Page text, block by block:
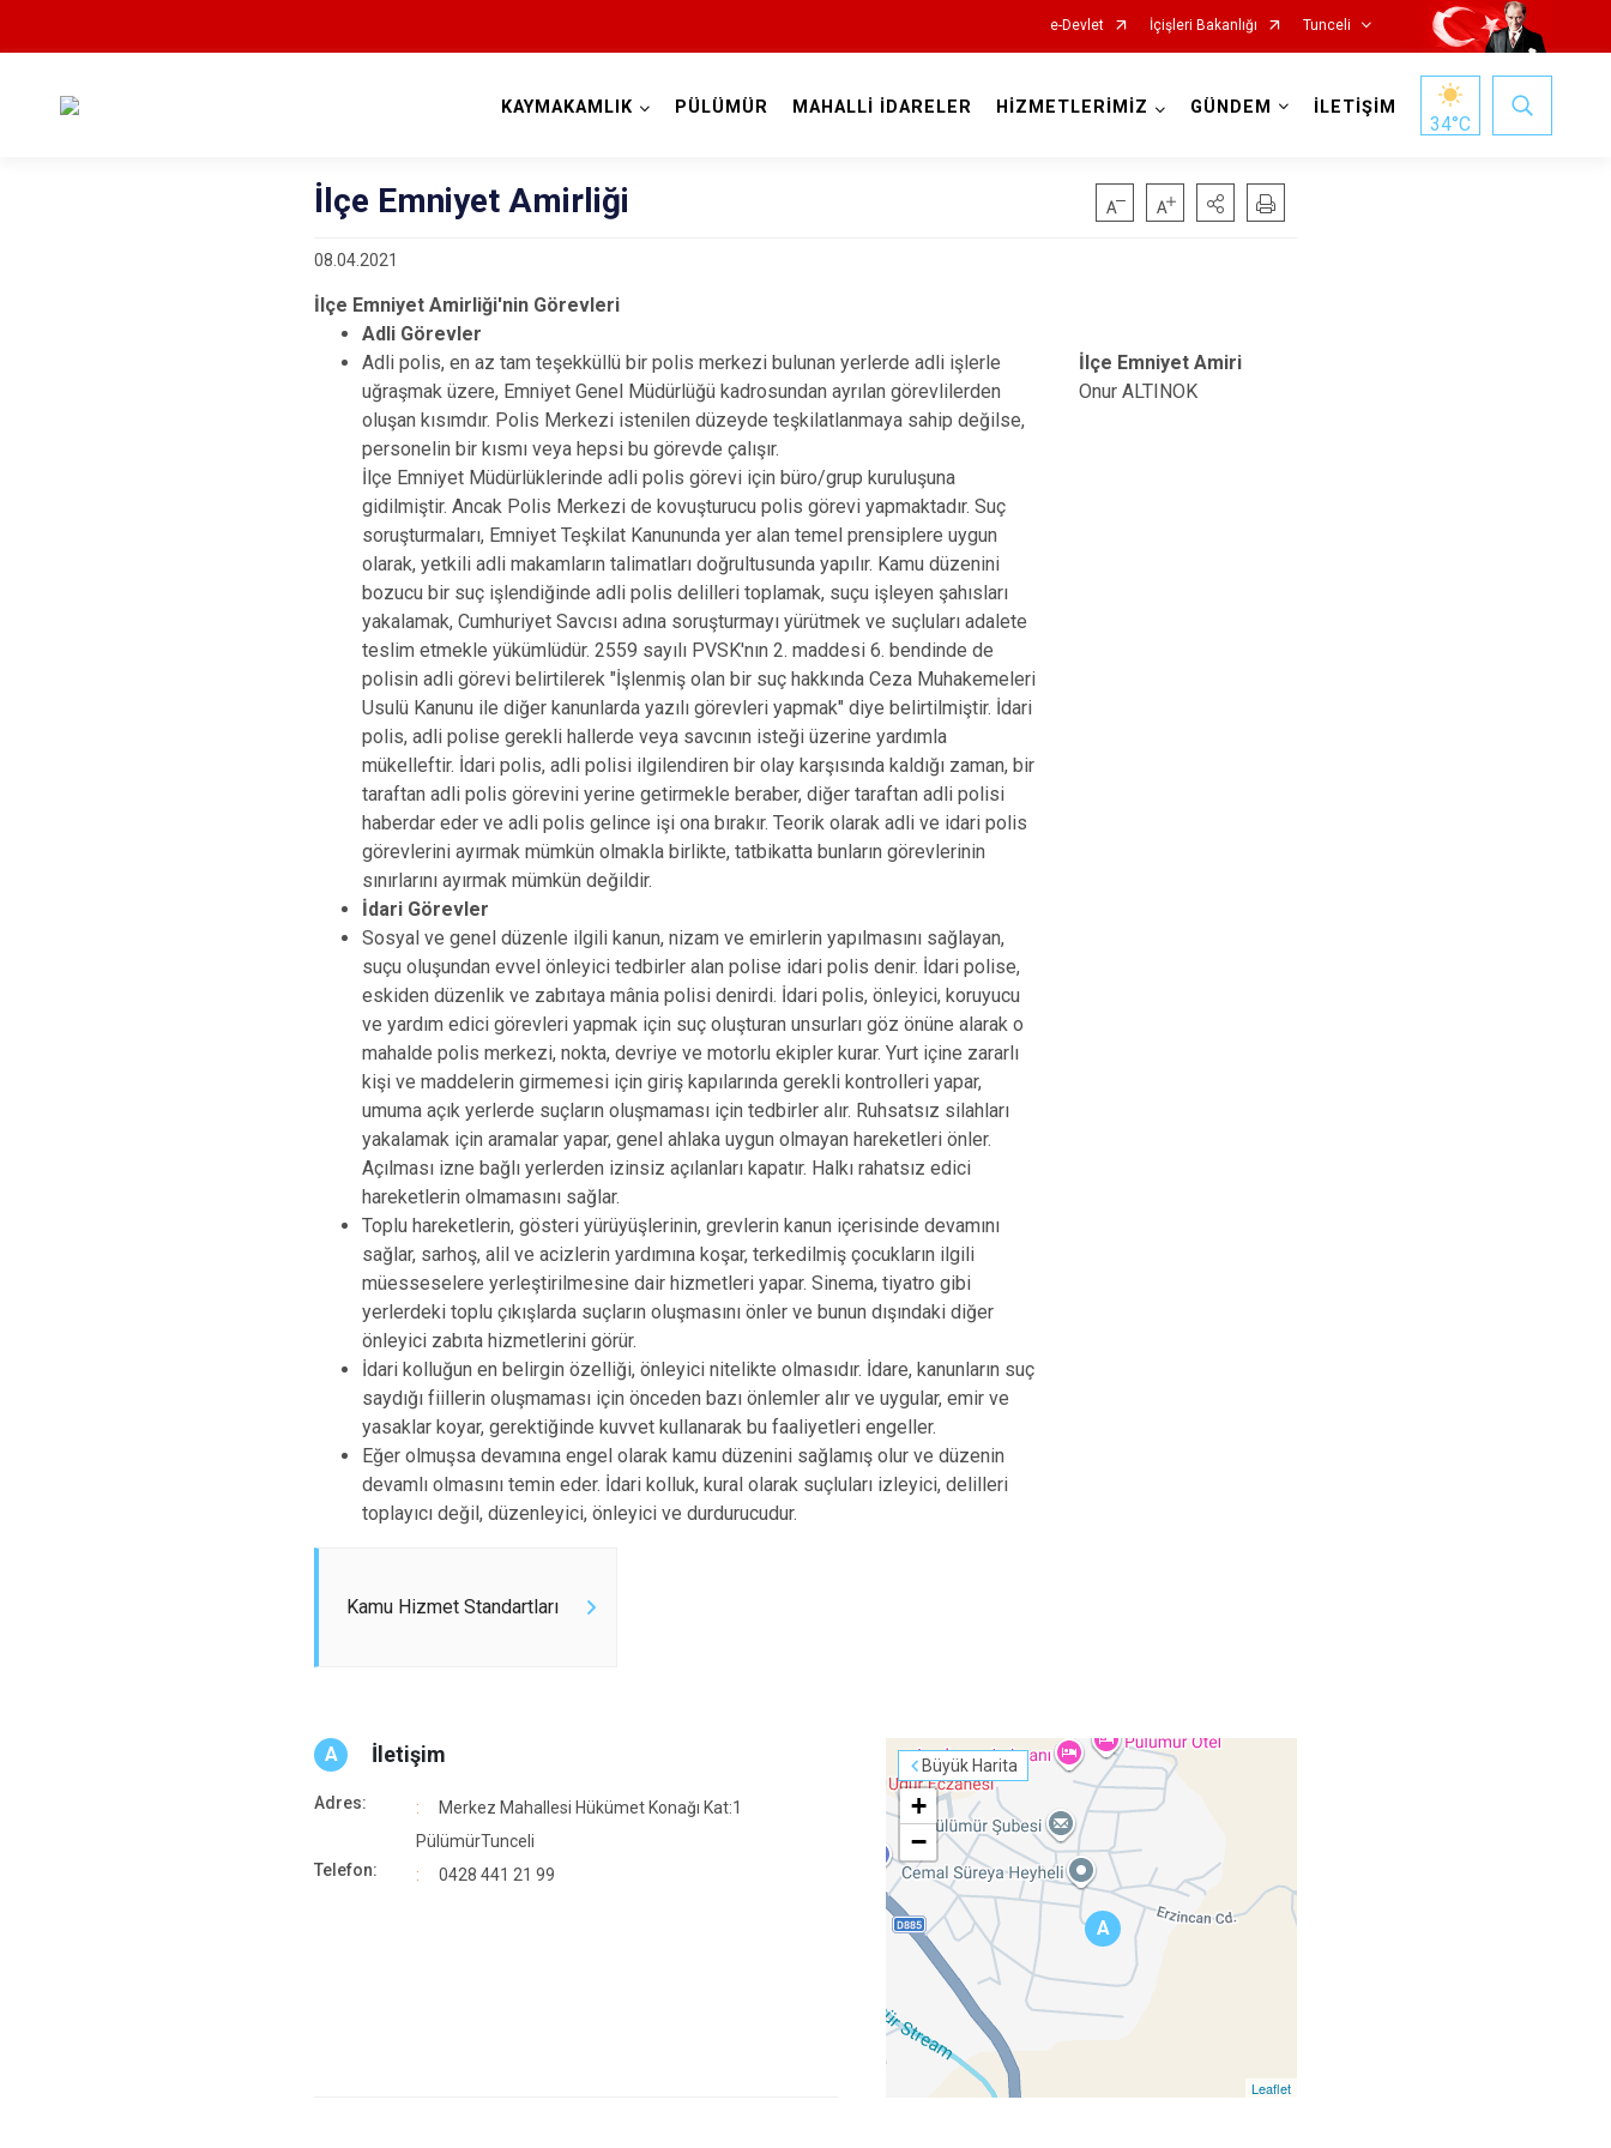
e-Devlet İçişleri Bakanlığı Tunceli
Çemişgezek
Hozat
Nazımiye
Ovacık
Pertek
Pülümür
KAYMAKAMLIK PÜLÜMÜR MAHALLİ İDARELER HİZMETLERİMİZ GÜNDEM İLETİŞİM
34°C
İlçe Emniyet Amirliği
08.04.2021
İlçe Emniyet Amirliği'nin Görevleri
Adli Görevler
Adli polis, en az tam teşekküllü bir polis merkezi bulunan yerlerde adli işlerle
uğraşmak üzere, Emniyet Genel Müdürlüğü kadrosundan ayrılan görevlilerden
oluşan kısımdır. Polis Merkezi istenilen düzeyde teşkilatlanmaya sahip değilse,
personelin bir kısmı veya hepsi bu görevde çalışır.
İlçe Emniyet Müdürlüklerinde adli polis görevi için büro/grup kuruluşuna
gidilmiştir. Ancak Polis Merkezi de kovuşturucu polis görevi yapmaktadır. Suç
soruşturmaları, Emniyet Teşkilat Kanununda yer alan temel prensiplere uygun
olarak, yetkili adli makamların talimatları doğrultusunda yapılır. Kamu düzenini
bozucu bir suç işlendiğinde adli polis delilleri toplamak, suçu işleyen şahısları
yakalamak, Cumhuriyet Savcısı adına soruşturmayı yürütmek ve suçluları adalete
teslim etmekle yükümlüdür. 2559 sayılı PVSK'nın 2. maddesi 6. bendinde de
polisin adli görevi belirtilerek "İşlenmiş olan bir suç hakkında Ceza Muhakemeleri
Usulü Kanunu ile diğer kanunlarda yazılı görevleri yapmak" diye belirtilmiştir. İdari
polis, adli polise gerekli hallerde veya savcının isteği üzerine yardımla
mükelleftir. İdari polis, adli polisi ilgilendiren bir olay karşısında kaldığı zaman, bir
taraftan adli polis görevini yerine getirmekle beraber, diğer taraftan adli polisi
haberdar eder ve adli polis gelince işi ona bırakır. Teorik olarak adli ve idari polis
görevlerini ayırmak mümkün olmakla birlikte, tatbikatta bunların görevlerinin
sınırlarını ayırmak mümkün değildir.
İdari Görevler
Sosyal ve genel düzenle ilgili kanun, nizam ve emirlerin yapılmasını sağlayan,
suçu oluşundan evvel önleyici tedbirler alan polise idari polis denir. İdari polise,
eskiden düzenlik ve zabıtaya mânia polisi denirdi. İdari polis, önleyici, koruyucu
ve yardım edici görevleri yapmak için suç oluşturan unsurları göz önüne alarak o
mahalde polis merkezi, nokta, devriye ve motorlu ekipler kurar. Yurt içine zararlı
kişi ve maddelerin girmemesi için giriş kapılarında gerekli kontrolleri yapar,
umuma açık yerlerde suçların oluşmaması için tedbirler alır. Ruhsatsız silahları
yakalamak için aramalar yapar, genel ahlaka uygun olmayan hareketleri önler.
Açılması izne bağlı yerlerden izinsiz açılanları kapatır. Halkı rahatsız edici
hareketlerin olmamasını sağlar.
Toplu hareketlerin, gösteri yürüyüşlerinin, grevlerin kanun içerisinde devamını
sağlar, sarhoş, alil ve acizlerin yardımına koşar, terkedilmiş çocukların ilgili
müesseselere yerleştirilmesine dair hizmetleri yapar. Sinema, tiyatro gibi
yerlerdeki toplu çıkışlarda suçların oluşmasını önler ve bunun dışındaki diğer
önleyici zabıta hizmetlerini görür.
İdari kolluğun en belirgin özelliği, önleyici nitelikte olmasıdır. İdare, kanunların suç
saydığı fiillerin oluşmaması için önceden bazı önlemler alır ve uygular, emir ve
yasaklar koyar, gerektiğinde kuvvet kullanarak bu faaliyetleri engeller.
Eğer olmuşsa devamına engel olarak kamu düzenini sağlamış olur ve düzenin
devamlı olmasını temin eder. İdari kolluk, kural olarak suçluları izleyici, delilleri
toplayıcı değil, düzenleyici, önleyici ve durdurucudur.
İlçe Emniyet Amiri
Onur ALTINOK
Kamu Hizmet Standartları
Büyük Harita
A
+
−
Leaflet
A İletişim
Adres:
Merkez Mahallesi Hükümet Konağı Kat:1
PülümürTunceli
Telefon:
0428 441 21 99